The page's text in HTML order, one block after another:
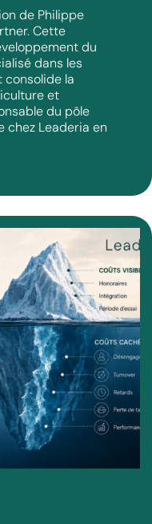
de Philippe
Cette
du
dans les
consolide la
et
du pôle
chez Leaderia en